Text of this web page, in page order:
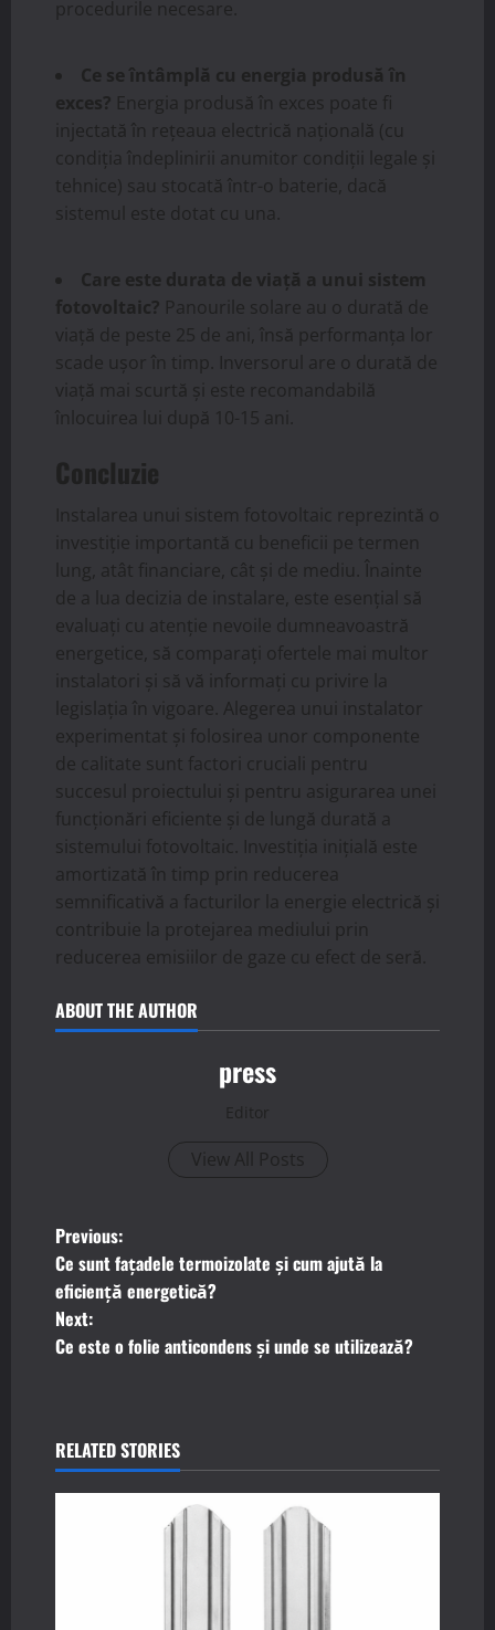
procedurile necesare.
Ce se întâmplă cu energia produsă în
exces? Energia produsă în exces poate fi
injectată în rețeaua electrică națională (cu
condiția îndeplinirii anumitor condiții legale și
tehnice) sau stocată într-o baterie, dacă
sistemul este dotat cu una.
Care este durata de viață a unui sistem
fotovoltaic? Panourile solare au o durată de
viață de peste 25 de ani, însă performanța lor
scade ușor în timp. Inversorul are o durată de
viață mai scurtă și este recomandabilă
înlocuirea lui după 10-15 ani.
Concluzie
Instalarea unui sistem fotovoltaic reprezintă o
investiție importantă cu beneficii pe termen
lung, atât financiare, cât și de mediu. Înainte
de a lua decizia de instalare, este esențial să
evaluați cu atenție nevoile dumneavoastră
energetice, să comparați ofertele mai multor
instalatori și să vă informați cu privire la
legislația în vigoare. Alegerea unui instalator
experimentat și folosirea unor componente
de calitate sunt factori cruciali pentru
succesul proiectului și pentru asigurarea unei
funcționări eficiente și de lungă durată a
sistemului fotovoltaic. Investiția inițială este
amortizată în timp prin reducerea
semnificativă a facturilor la energie electrică și
contribuie la protejarea mediului prin
reducerea emisiilor de gaze cu efect de seră.
ABOUT THE AUTHOR
press
Editor
View All Posts
P
o
s
a
Previous:
Ce sunt fațadele termoizolate și cum ajută la
eficiență energetică?
Next:
Ce este o folie anticondens și unde se utilizează?
RELATED STORIES